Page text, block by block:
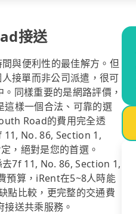
接送
與便利性的最佳解方。但
接單而非公司派遣，很可
同樣重要的是網路評價，
樣一個合法、可靠的選
Road的費用完全透
11, No. 86, Section 1,
，絕對是您的首選。
去7f 11, No. 86, Section 1,
預算，iRent在5~8人時能
點比較，更完整的交通費
送共乘服務。